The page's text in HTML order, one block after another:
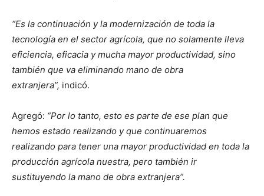
“Es la continuación y la modernización de toda la
tecnología en el sector agrícola, que no solamente lleva
eficiencia, eficacia y mucha mayor productividad, sino
también que va eliminando mano de obra
extranjera”, indicó.
Agregó: “Por lo tanto, esto es parte de ese plan que
hemos estado realizando y que continuaremos
realizando para tener una mayor productividad en toda la
producción agrícola nuestra, pero también ir
sustituyendo la mano de obra extranjera”.